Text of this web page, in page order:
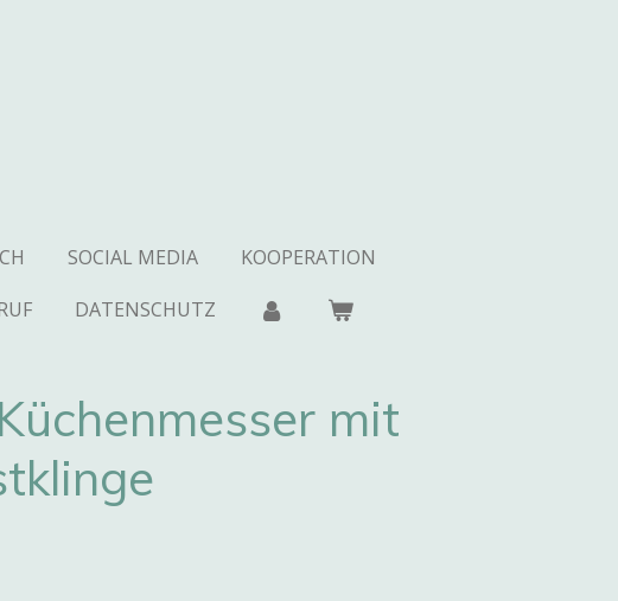
SOCIAL MEDIA
KOOPERATION
DATENSCHUTZ
mit